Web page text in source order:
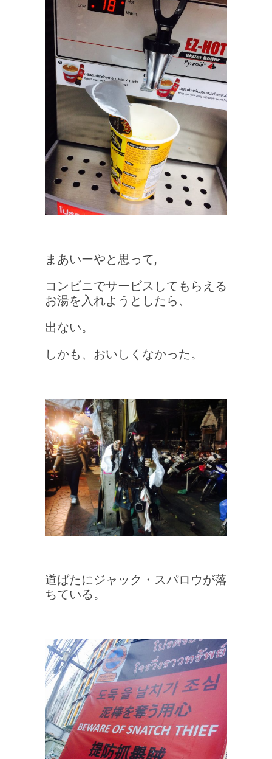
まあいーやと思って,
コンビニでサービスしてもらえる
お湯を入れようとしたら、
出ない。
しかも、おいしくなかった。
道ばたにジャック・スパロウが落
ちている。